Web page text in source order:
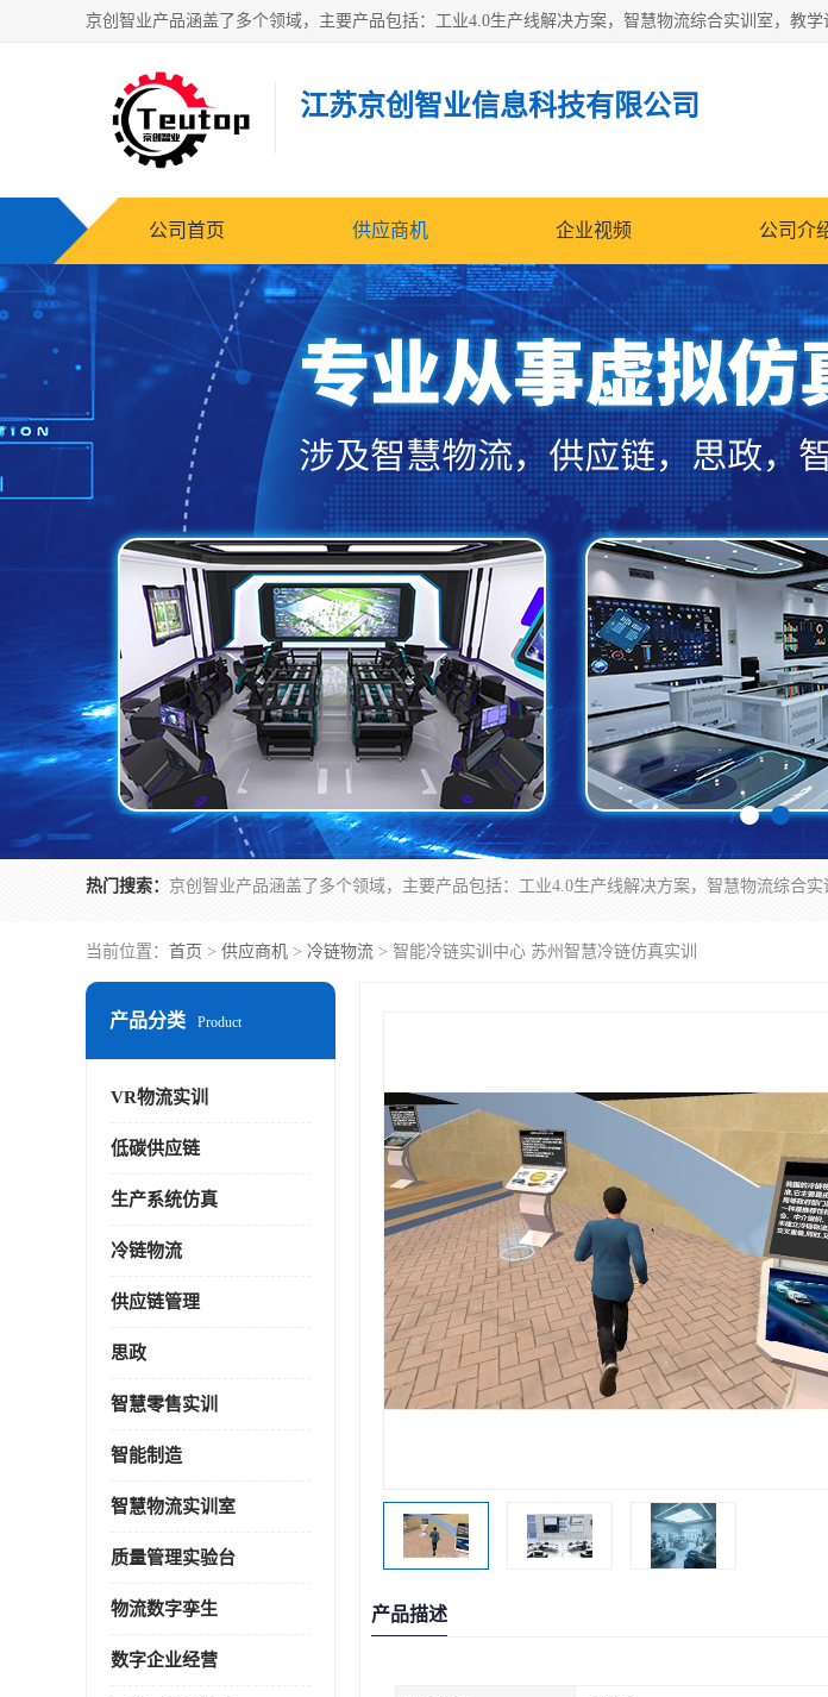
江苏京创智业信息科技有限公司
公司首页 供应商机 企业视频 公司介
热门搜索：
当前位置： 首页 > 供应商机 > 冷链物流 > 智能冷链实训中心 苏州智慧冷链仿真实训
产品分类 Product
VR物流实训
低碳供应链
生产系统仿真
冷链物流
供应链管理
思政
智慧零售实训
智能制造
智慧物流实训室
质量管理实验台
物流数字孪生
数字企业经营
产品描述